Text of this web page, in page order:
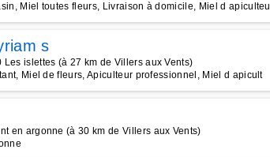
Miel toutes fleurs, Livraison à domicile, Miel d apiculteu
s
islettes (à 27 km de Villers aux Vents)
Miel de fleurs, Apiculteur professionnel, Miel d apicult
en argonne (à 30 km de Villers aux Vents)